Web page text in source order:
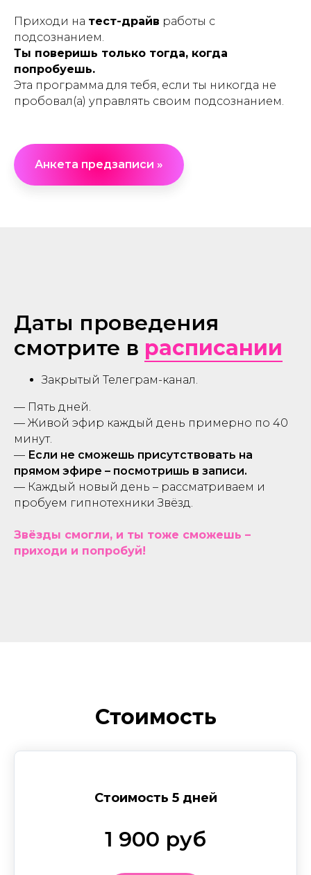
Приходи на тест-драйв работы с
подсознанием.
Ты поверишь только тогда, когда
попробуешь.
Эта программа для тебя, если ты никогда не
пробовал(а) управлять своим подсознанием.
Анкета предзаписи »
Даты проведения
смотрите в расписании
Закрытый Телеграм-канал.
— Пять дней.
— Живой эфир каждый день примерно по 40
минут.
— Если не сможешь присутствовать на
прямом эфире – посмотришь в записи.
— Каждый новый день – рассматриваем и
пробуем гипнотехники Звёзд.
Звёзды смогли, и ты тоже сможешь –
приходи и попробуй!
Стоимость
Стоимость 5 дней
1 900 руб